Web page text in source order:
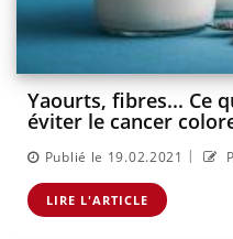
Yaourts, fibres... Ce
éviter le cancer
Publié le 19.02.2021 |
LIRE L'ARTICLE